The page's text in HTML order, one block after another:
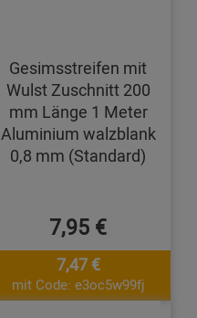
Gesimsstreifen mit
Wulst Zuschnitt 200
mm Länge 1 Meter
Aluminium walzblank
0,8 mm (Standard)
7,95 €
7,47 €
mit Code: e3oc5w99fj